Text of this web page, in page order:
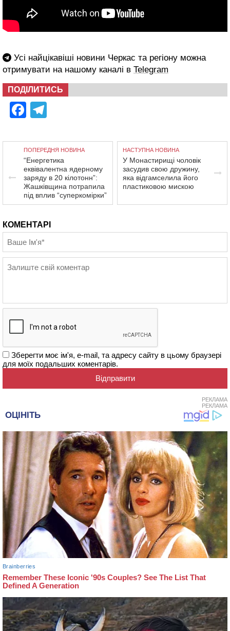
Усі найцікавіші новини Черкас та регіону можна
отримувати на нашому каналі в Telegram
ПОДІЛИТИСЬ
Facebook
ПОПЕРЕДНЯ НОВИНА
“Енергетика
еквівалентна ядерному
заряду в 20 кілотонн”:
Жашківщина потрапила
під вплив “суперкомірки”
НАСТУПНА НОВИНА
У Монастирищі чоловік
засудив свою дружину,
яка відгамселила його
пластиковою мискою
КОМЕНТАРІ
Зберегти моє ім'я, e-mail, та адресу сайту в цьому браузері
для моїх подальших коментарів.
РЕКЛАМА
РЕКЛАМА